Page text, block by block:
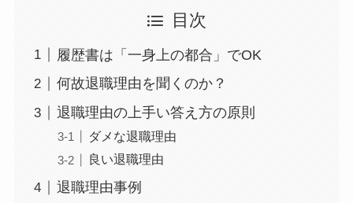
目次
履歴書は「一身上の都合」でOK
何故退職理由を聞くのか？
退職理由の上手い答え方の原則
ダメな退職理由
良い退職理由
退職理由事例